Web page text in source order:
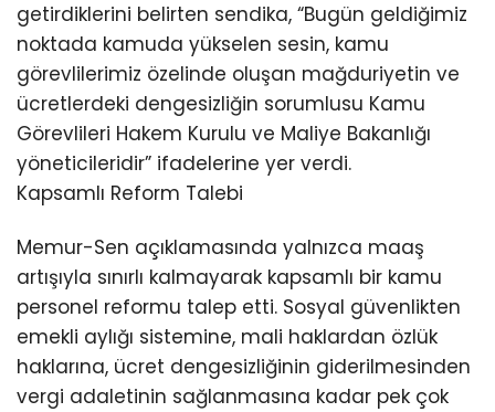
getirdiklerini belirten sendika, “Bugün geldiğimiz
noktada kamuda yükselen sesin, kamu
görevlilerimiz özelinde oluşan mağduriyetin ve
ücretlerdeki dengesizliğin sorumlusu Kamu
Görevlileri Hakem Kurulu ve Maliye Bakanlığı
yöneticileridir” ifadelerine yer verdi.
Kapsamlı Reform Talebi
Memur-Sen açıklamasında yalnızca maaş
artışıyla sınırlı kalmayarak kapsamlı bir kamu
personel reformu talep etti. Sosyal güvenlikten
emekli aylığı sistemine, mali haklardan özlük
haklarına, ücret dengesizliğinin giderilmesinden
vergi adaletinin sağlanmasına kadar pek çok